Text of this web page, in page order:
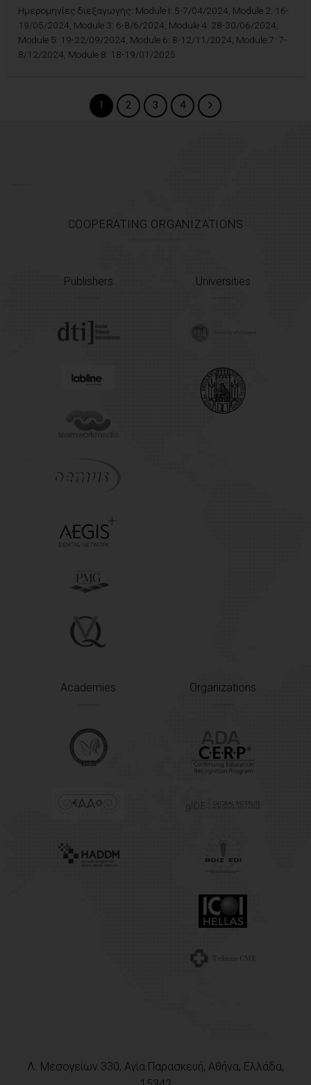
Ημερομηνίες διεξαγωγής: Module I: 5-7/04/2024, Module 2: 16-
19/05/2024, Module 3: 6-8/6/2024, Module 4: 28-30/06/2024,
Module 5: 19-22/09/2024, Module 6: 8-12/11/2024, Module 7: 7-
8/12/2024, Module 8: 18-19/01/2025
1 2 3 4
COOPERATING ORGANIZATIONS
Publishers Universities
Academies Organizations
Λ. Μεσογείων 330, Αγία Παρασκευή, Αθήνα, Ελλάδα,